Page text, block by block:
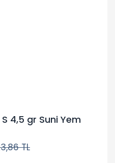
4,5 gr Suni Yem
TL